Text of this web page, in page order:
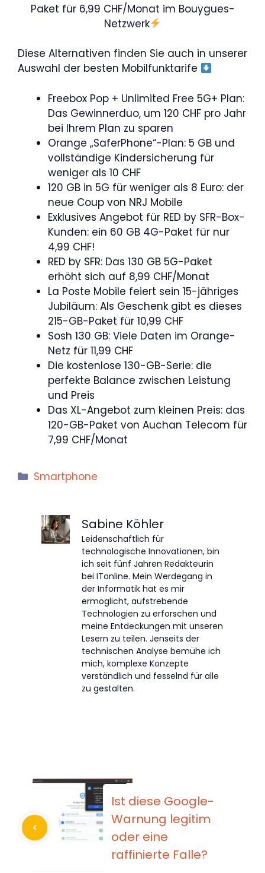
Paket für 6,99 CHF/Monat im Bouygues-
Netzwerk
Diese Alternativen finden Sie auch in unserer
Auswahl der besten Mobilfunktarife
Freebox Pop + Unlimited Free 5G+ Plan:
Das Gewinnerduo, um 120 CHF pro Jahr
bei Ihrem Plan zu sparen
Orange „SaferPhone“-Plan: 5 GB und
vollständige Kindersicherung für
weniger als 10 CHF
120 GB in 5G für weniger als 8 Euro: der
neue Coup von NRJ Mobile
Exklusives Angebot für RED by SFR-Box-
Kunden: ein 60 GB 4G-Paket für nur
4,99 CHF!
RED by SFR: Das 130 GB 5G-Paket
erhöht sich auf 8,99 CHF/Monat
La Poste Mobile feiert sein 15-jähriges
Jubiläum: Als Geschenk gibt es dieses
215-GB-Paket für 10,99 CHF
Sosh 130 GB: Viele Daten im Orange-
Netz für 11,99 CHF
Die kostenlose 130-GB-Serie: die
perfekte Balance zwischen Leistung
und Preis
Das XL-Angebot zum kleinen Preis: das
120-GB-Paket von Auchan Telecom für
7,99 CHF/Monat
Kategorien
Smartphone
Sabine Köhler
Leidenschaftlich für
technologische Innovationen, bin
ich seit fünf Jahren Redakteurin
bei ITonline. Mein Werdegang in
der Informatik hat es mir
ermöglicht, aufstrebende
Technologien zu erforschen und
meine Entdeckungen mit unseren
Lesern zu teilen. Jenseits der
technischen Analyse bemühe ich
mich, komplexe Konzepte
verständlich und fesselnd für alle
zu gestalten.
Ist diese Google-
Warnung legitim
oder eine
raffinierte Falle?